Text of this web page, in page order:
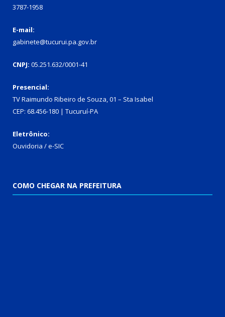
3787-1958
E-mail:
gabinete@tucurui.pa.gov.br
CNPJ: 05.251.632/0001-41
Presencial:
TV Raimundo Ribeiro de Souza, 01 – Sta Isabel
CEP: 68.456-180 | Tucuruí-PA
Eletrônico:
Ouvidoria /e-SIC
COMO CHEGAR NA PREFEITURA